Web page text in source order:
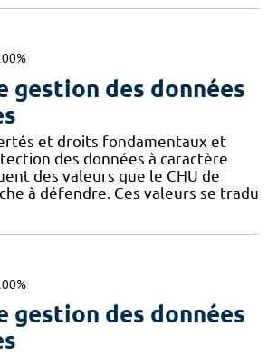
gestion des données
et droits fondamentaux et
des données à caractère
des valeurs que le CHU de
à défendre. Ces valeurs se tradu
gestion des données